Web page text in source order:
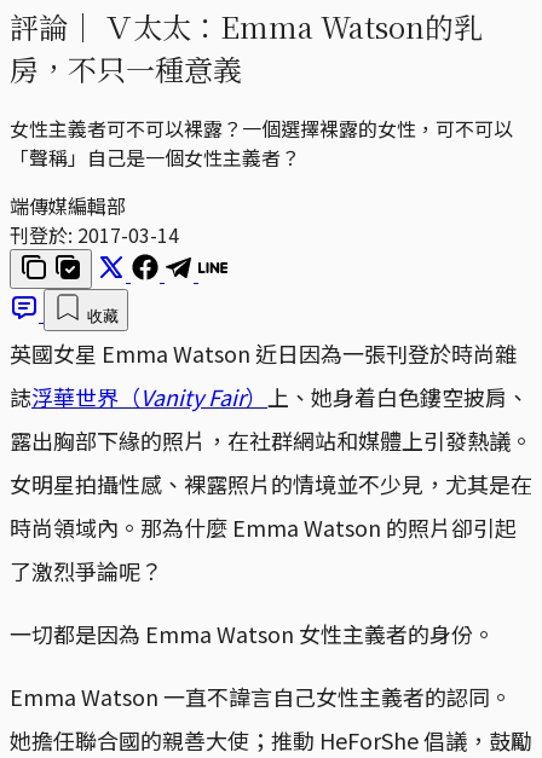
評論｜ Ｖ太太：Emma Watson的乳
房，不只一種意義
女性主義者可不可以裸露？一個選擇裸露的女性，可不可以
「聲稱」自己是一個女性主義者？
端傳媒編輯部
刊登於: 2017-03-14
收藏
英國女星 Emma Watson 近日因為一張刊登於時尚雜
誌浮華世界（Vanity Fair）
上、她身着白色鏤空披肩、
露出胸部下緣的照片，在社群網站和媒體上引發熱議。
女明星拍攝性感、裸露照片的情境並不少見，尤其是在
時尚領域內。那為什麼 Emma Watson 的照片卻引起
了激烈爭論呢？
一切都是因為 Emma Watson 女性主義者的身份。
Emma Watson 一直不諱言自己女性主義者的認同。
她擔任聯合國的親善大使；推動 HeForShe 倡議，鼓勵